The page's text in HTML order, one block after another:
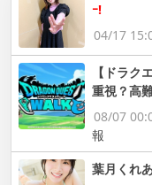
ｰ!
04/17
【ドラク
重視？高
08/07
報
葉月くれ